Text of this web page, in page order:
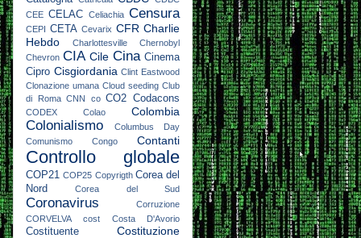
CEE CELAC Celiachia Censura
CEPI CETA Cevarix CFR Charlie
Hebdo
Charlottesville
Chernobyl
Chevron CIA Cile Cina Cinema
Cipro Cisgiordania Clint Eastwood
Clonazione umana Cloud seeding Club
di Roma CNN co CO2 Codacons
CODEX Colao Colombia
Colonialismo
Columbus Day
Comunismo
Congo Contanti
Controllo globale
COP21 COP25 Copyrigth Corea del
Nord
Corea del Sud
Coronavirus
Corruzione
CORVELVA
cost Costa D'Avorio
Costituente Costituzione